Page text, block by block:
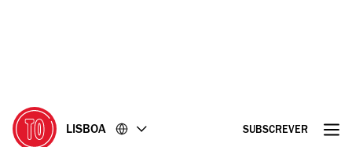
LISBOA SUBSCREVER